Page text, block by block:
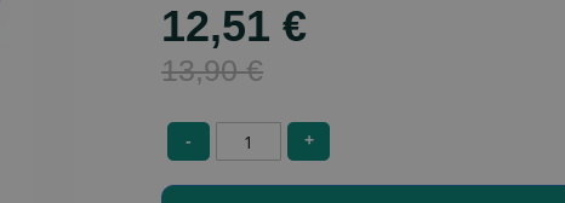
Special
Price
12,51 €
13,90 €
- +